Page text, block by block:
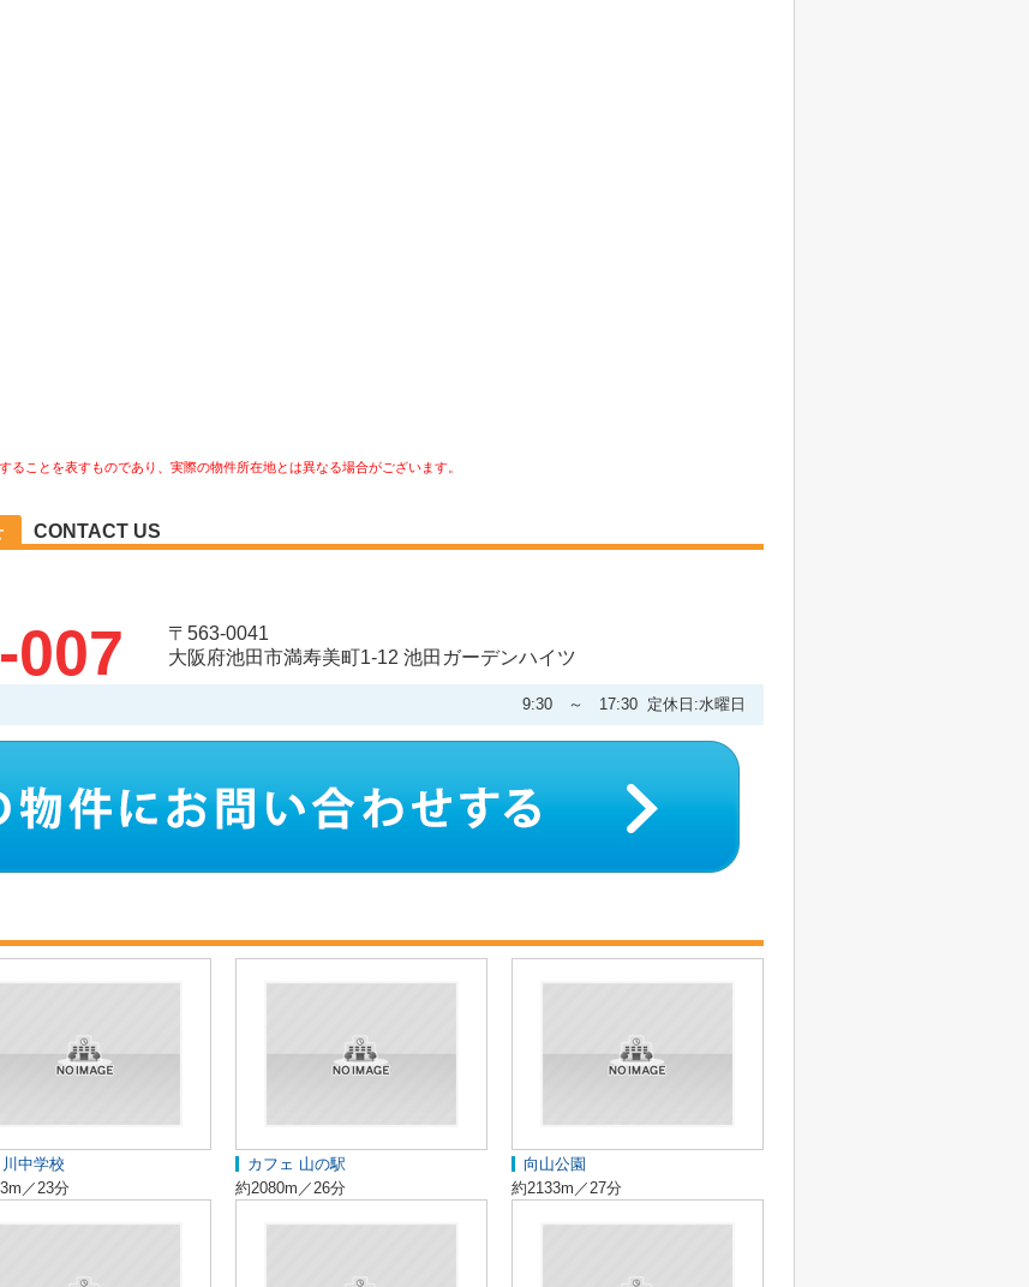
ことを表すものであり、実際の物件所在地とは異なる場合がございます。
CONTACT US
007
〒563-0041
大阪府池田市満寿美町1-12 池田ガーデンハイツ
9:30 ～ 17:30 定休日:水曜日
中学校
／23分
カフェ 山の駅
約2080m／26分
向山公園
約2133m／27分